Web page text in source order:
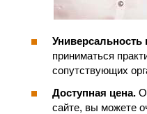
Универсальность
приниматься
сопутствующих
Доступная цена.
сайте, вы можете